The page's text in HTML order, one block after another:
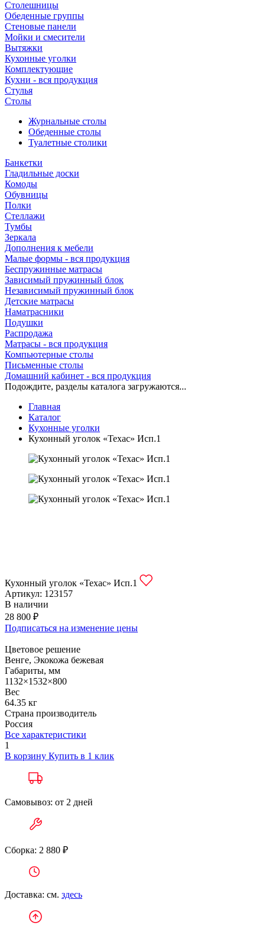
Столешницы
Обеденные группы
Стеновые панели
Мойки и смесители
Вытяжки
Кухонные уголки
Комплектующие
Кухни - вся продукция
Стулья
Столы
Журнальные столы
Обеденные столы
Туалетные столики
Банкетки
Гладильные доски
Комоды
Обувницы
Полки
Стеллажи
Тумбы
Зеркала
Дополнения к мебели
Малые формы - вся продукция
Беспружинные матрасы
Зависимый пружинный блок
Независимый пружинный блок
Детские матрасы
Наматрасники
Подушки
Распродажа
Матрасы - вся продукция
Компьютерные столы
Письменные столы
Домашний кабинет - вся продукция
Подождите, разделы каталога загружаются...
Главная
Каталог
Кухонные уголки
Кухонный уголок «Техас» Исп.1
Кухонный уголок «Техас» Исп.1
Артикул: 123157
В наличии
28 800 ₽
Подписаться на изменение цены
Цветовое решение
Венге, Экокожа бежевая
Габариты, мм
1132×1532×800
Вес
64.35 кг
Страна производитель
Россия
Все характеристики
1
В корзину Купить в 1 клик
Самовывоз: от 2 дней
Сборка: 2 880 ₽
Доставка: см. здесь